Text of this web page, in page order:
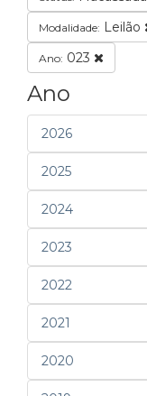
Modalidade: Leilão
Ano: 023
Ano
2026
2025
2024
2023
2022
2021
2020